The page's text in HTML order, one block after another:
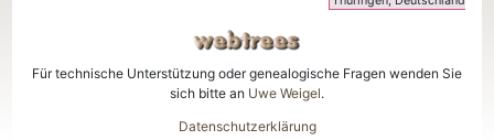
Für technische Unterstützung oder genealogische Fragen wenden Sie
sich bitte an Uwe Weigel.
Datenschutzerklärung